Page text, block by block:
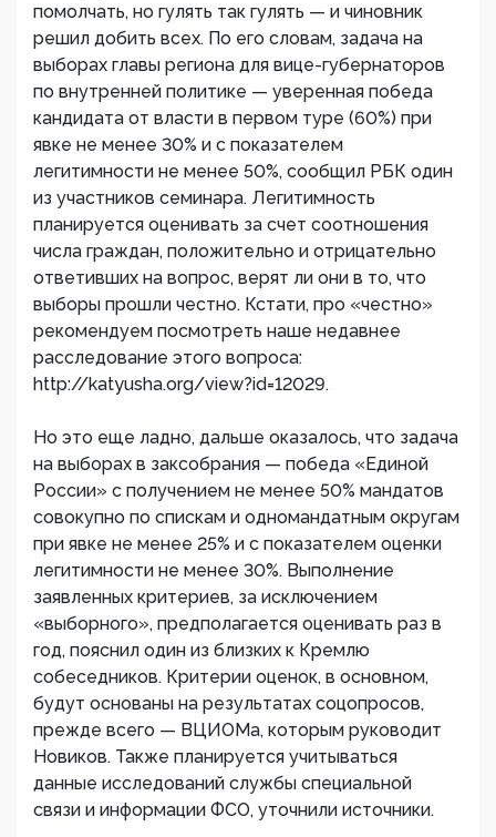
помолчать, но гулять так гулять — и чиновник
решил добить всех. По его словам, задача на
выборах главы региона для вице-губернаторов
по внутренней политике — уверенная победа
кандидата от власти в первом туре (60%) при
явке не менее 30% и с показателем
легитимности не менее 50%, сообщил РБК один
из участников семинара. Легитимность
планируется оценивать за счет соотношения
числа граждан, положительно и отрицательно
ответивших на вопрос, верят ли они в то, что
выборы прошли честно. Кстати, про «честно»
рекомендуем посмотреть наше недавнее
расследование этого вопроса:
http://katyusha.org/view?id=12029.
Но это еще ладно, дальше оказалось, что задача
на выборах в заксобрания — победа «Единой
России» с получением не менее 50% мандатов
совокупно по спискам и одномандатным округам
при явке не менее 25% и с показателем оценки
легитимности не менее 30%. Выполнение
заявленных критериев, за исключением
«выборного», предполагается оценивать раз в
год, пояснил один из близких к Кремлю
собеседников. Критерии оценок, в основном,
будут основаны на результатах соцопросов,
прежде всего — ВЦИОМа, которым руководит
Новиков. Также планируется учитываться
данные исследований службы специальной
связи и информации ФСО, уточнили источники.